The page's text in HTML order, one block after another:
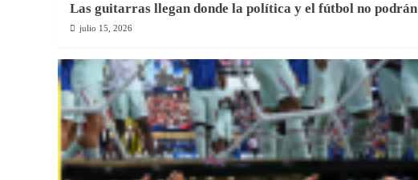
Las guitarras llegan donde la política y el fútbol no podrán
julio 15, 2026